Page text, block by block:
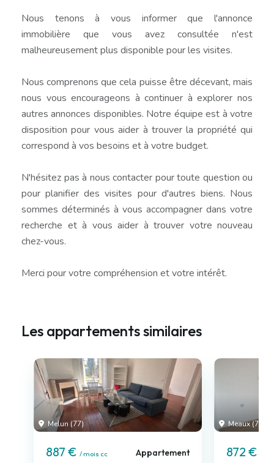
Nous tenons à vous informer que l'annonce
immobilière que vous avez consultée n'est
malheureusement plus disponible pour les visites.
Nous comprenons que cela puisse être décevant, mais
nous vous encourageons à continuer à explorer nos
autres annonces disponibles. Notre équipe est à votre
disposition pour vous aider à trouver la propriété qui
correspond à vos besoins et à votre budget.
N'hésitez pas à nous contacter pour toute question ou
pour planifier des visites pour d'autres biens. Nous
sommes déterminés à vous accompagner dans votre
recherche et à vous aider à trouver votre nouveau
chez-vous.
Merci pour votre compréhension et votre intérêt.
Les appartements similaires
Melun (77)
887 € / mois cc Appartement
Meaux (77)
872 €